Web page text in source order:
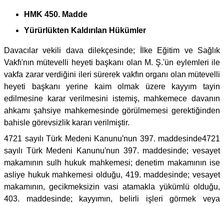
HMK 450. Madde
Yürürlükten Kaldırılan Hükümler
Davacılar vekili dava dilekçesinde; İlke Eğitim ve Sağlık
Vakfı'nın mütevelli heyeti başkanı olan M. Ş.'ün eylemleri ile
vakfa zarar verdiğini ileri sürerek vakfın organı olan mütevelli
heyeti başkanı yerine kaim olmak üzere kayyım tayin
edilmesine karar verilmesini istemiş, mahkemece davanın
ahkamı şahsiye mahkemesinde görülmemesi gerektiğinden
bahisle görevsizlik kararı verilmiştir.
4721 sayılı Türk Medeni Kanunu'nun 397. maddesinde4721
sayılı Türk Medeni Kanunu'nun 397. maddesinde; vesayet
makamının sulh hukuk mahkemesi; denetim makamının ise
asliye hukuk mahkemesi olduğu, 419. maddesinde; vesayet
makamının, gecikmeksizin vasi atamakla yükümlü olduğu,
403. maddesinde; kayyımın, belirli işleri görmek veya